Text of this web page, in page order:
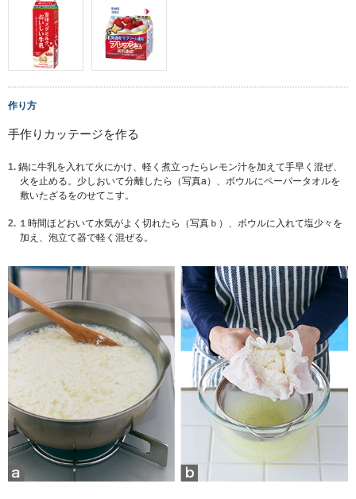
作り方
手作りカッテージを作る
1. 鍋に牛乳を入れて火にかけ、軽く煮立ったらレモン汁を加えて手早く混ぜ、
火を止める。少しおいて分離したら（写真a）、ボウルにペーパータオルを
敷いたざるをのせてこす。
2. １時間ほどおいて水気がよく切れたら（写真ｂ）、ボウルに入れて塩少々を
加え、泡立て器で軽く混ぜる。